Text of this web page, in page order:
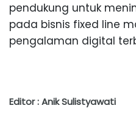
pendukung untuk
pada bisnis fixed line
pengalaman digital
Editor : Anik Sulistyawati